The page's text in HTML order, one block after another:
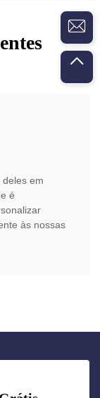
em
é
às nossas